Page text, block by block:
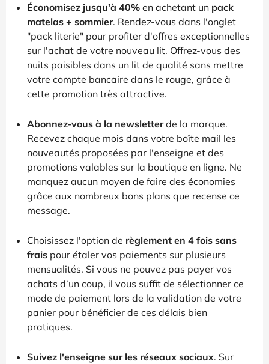
Économisez jusqu'à 40% en achetant un pack
matelas + sommier. Rendez-vous dans l'onglet
"pack literie" pour profiter d'offres exceptionnelles
sur l'achat de votre nouveau lit. Offrez-vous des
nuits paisibles dans un lit de qualité sans mettre
votre compte bancaire dans le rouge, grâce à
cette promotion très attractive.
Abonnez-vous à la newsletterde la marque.
Recevez chaque mois dans votre boîte mail les
nouveautés proposées par l'enseigne et des
promotions valables sur la boutique en ligne. Ne
manquez aucun moyen de faire des économies
grâce aux nombreux bons plans que recense ce
message.
Choisissez l'option de règlement en 4 fois sans
frais pour étaler vos paiements sur plusieurs
mensualités. Si vous ne pouvez pas payer vos
achats d’un coup, il vous suffit de sélectionner ce
mode de paiement lors de la validation de votre
panier pour bénéficier de ces délais bien
pratiques.
Suivez l'enseigne sur les réseaux sociaux. Sur